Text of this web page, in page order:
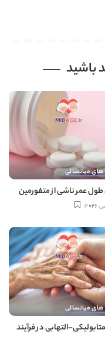
باشید
های میانسالی
عمر ناشی از متفورمین
های میانسالی
در فرآیند